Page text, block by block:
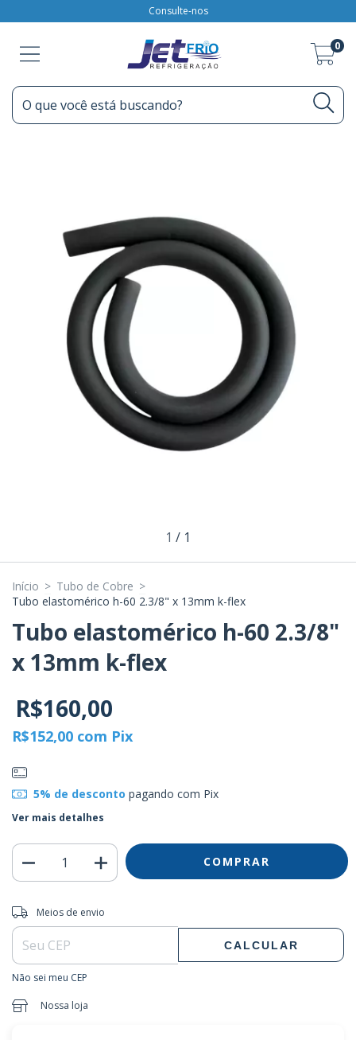
Consulte-nos
0
1 / 1
Início > Tubo de Cobre >
Tubo elastomérico h-60 2.3/8" x 13mm k-flex
Tubo elastomérico h-60 2.3/8"
x 13mm k-flex
R$160,00
R$152,00 com Pix
5% de desconto pagando com Pix
Ver mais detalhes
Entregas para o CEP:
Meios de envio
CALCULAR
Não sei meu CEP
Nossa loja